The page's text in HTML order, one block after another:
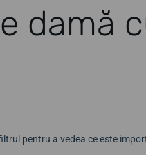
damă
pentru a vedea ce este